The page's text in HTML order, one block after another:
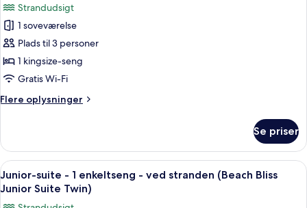
-
havudsigt
(Royal
Suite)
af
Junior-
suite
-
1
kingsize-
seng
ved
stranden
(Beach
Bliss
Junior
Strandudsigt
1 soveværelse
Plads til 3 personer
1 kingsize-seng
Gratis Wi-Fi
Flere oplysninger
Flere
suite
1
kingsize-
Se priser
Indlæs
alle
Junior-suite - 1 enkeltseng - ved
9
Junior-suite - 1 enkeltseng - ved stranden (Beach Bliss
Junior Suite Twin)